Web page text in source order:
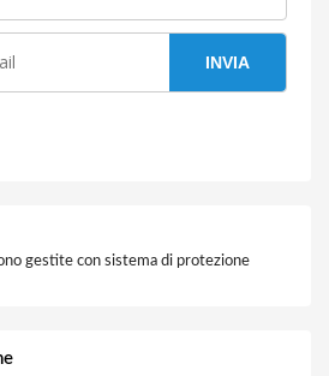
INVIA
gestite con sistema di protezione